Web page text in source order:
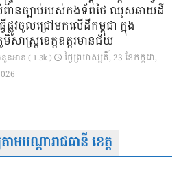
ានច្បាប់របស់កងទ័ពថៃ ឈូសឆាយដី
ើផ្លូវចូលជ្រៅមកលើដីកម្ពុជា ក្នុង
សាស្ត្រខេត្តឧត្តរមានជ័យ
នអាន ( 1.3k )
ថ្ងៃ​ព្រហស្បតិ៍, 23 ខែ​កក្កដា,
បណ្តារាជធានី ខេត្ត